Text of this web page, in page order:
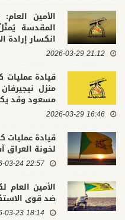
الأمين
المقدسة
انكسار إرادة
21:12 2026-03-29
قيادة
منزل
مسعود وقد
16:46 2026-03-29
قيادة عمليات
لخونة العراق
22:57 2026-03-24
الأمين العام
ضد قوى
18:14 2026-03-23